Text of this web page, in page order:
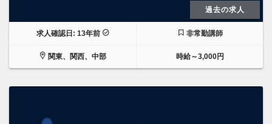
過去の求人
求人確認日: 13年前 非常勤講師
関東、関西、中部 時給～3,000円